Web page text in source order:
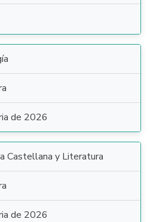
de 2026
Castellana y Literatura
de 2026